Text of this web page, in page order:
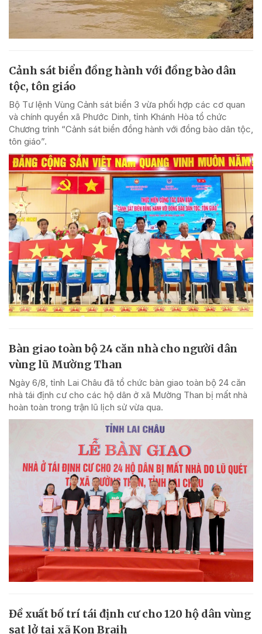
Cảnh sát biển đồng hành với đồng bào dân
tộc, tôn giáo
Bộ Tư lệnh Vùng Cảnh sát biển 3 vừa phối hợp các cơ quan
và chính quyền xã Phước Dinh, tỉnh Khánh Hòa tổ chức
Chương trình “Cảnh sát biển đồng hành với đồng bào dân tộc,
tôn giáo”.
Bàn giao toàn bộ 24 căn nhà cho người dân
vùng lũ Mường Than
Ngày 6/8, tỉnh Lai Châu đã tổ chức bàn giao toàn bộ 24 căn
nhà tái định cư cho các hộ dân ở xã Mường Than bị mất nhà
hoàn toàn trong trận lũ lịch sử vừa qua.
Đề xuất bố trí tái định cư cho 120 hộ dân vùng
sạt lở tại xã Kon Braih